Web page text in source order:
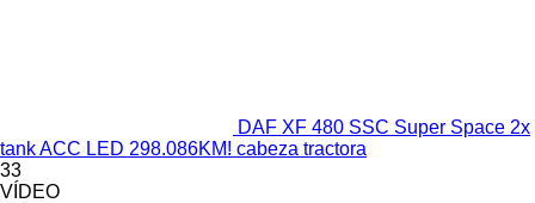
DAF XF 480 SSC Super Space 2x
tank ACC LED 298.086KM! cabeza tractora
33
VÍDEO